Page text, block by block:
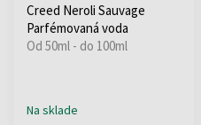
Creed Neroli Sauvage
Parfémovaná voda
Od 50ml - do 100ml
Na sklade